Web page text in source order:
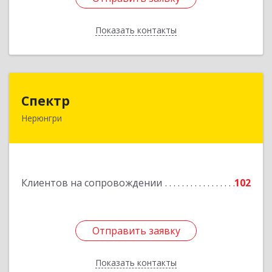
Показать контакты
Назад
Спектр
Нерюнгри
Клиентов на сопровождении 102
Отправить заявку
Показать контакты
678960, Саха /Якутия/ Респ, Нерюнгринский р-н,
Подробнее
Отправить заявку
Назад